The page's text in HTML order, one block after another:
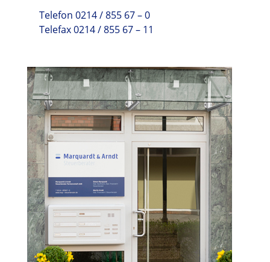
Telefon 0214 / 855 67 – 0
Telefax 0214 / 855 67 – 11